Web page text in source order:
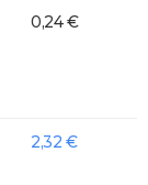
0,24 €
2,32 €